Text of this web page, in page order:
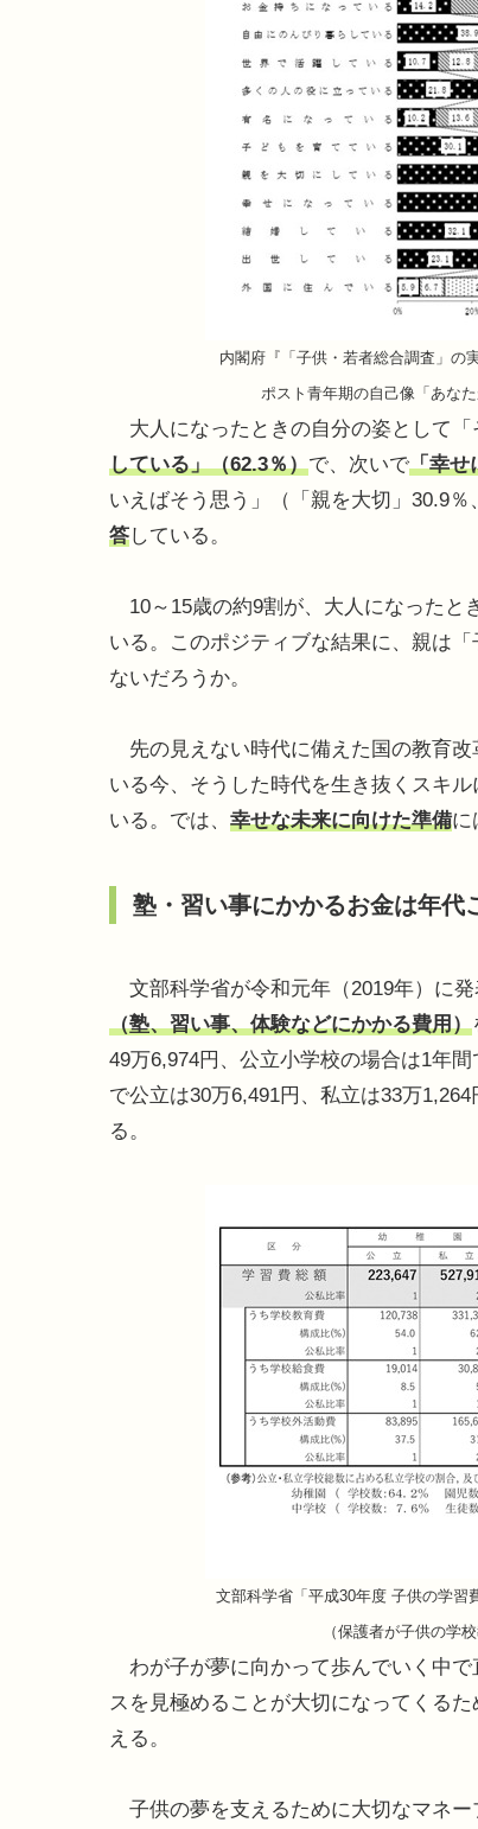
内閣府『「子供・若者総合調査」の
ポスト青年期の自己像「あな
大人になったときの自分の姿として「
している」（62.3％）で、次いで「幸せ
いえばそう思う」（「親を大切」30.9％
答している。
10～15歳の約9割が、大人になったと
いる。このポジティブな結果に、親は
ないだろうか。
先の見えない時代に備えた国の教育改
いる今、そうした時代を生き抜くスキ
いる。では、 幸せな未来に向けた準備に
塾・習い事にかかるお金は年代
文部科学省が令和元年（2019年）に
（塾、習い事、体験などにかかる費用）
49万6,974円、公立小学校の場合は1年
で公立は30万6,491円、私立は33万
る。
文部科学省「平成30年度 子供の学習
（保護者が子供の学
わが子が夢に向かって歩んでいく中で
スを見極めることが大切になってくるた
える。
子供の夢を支えるために大切なマネ